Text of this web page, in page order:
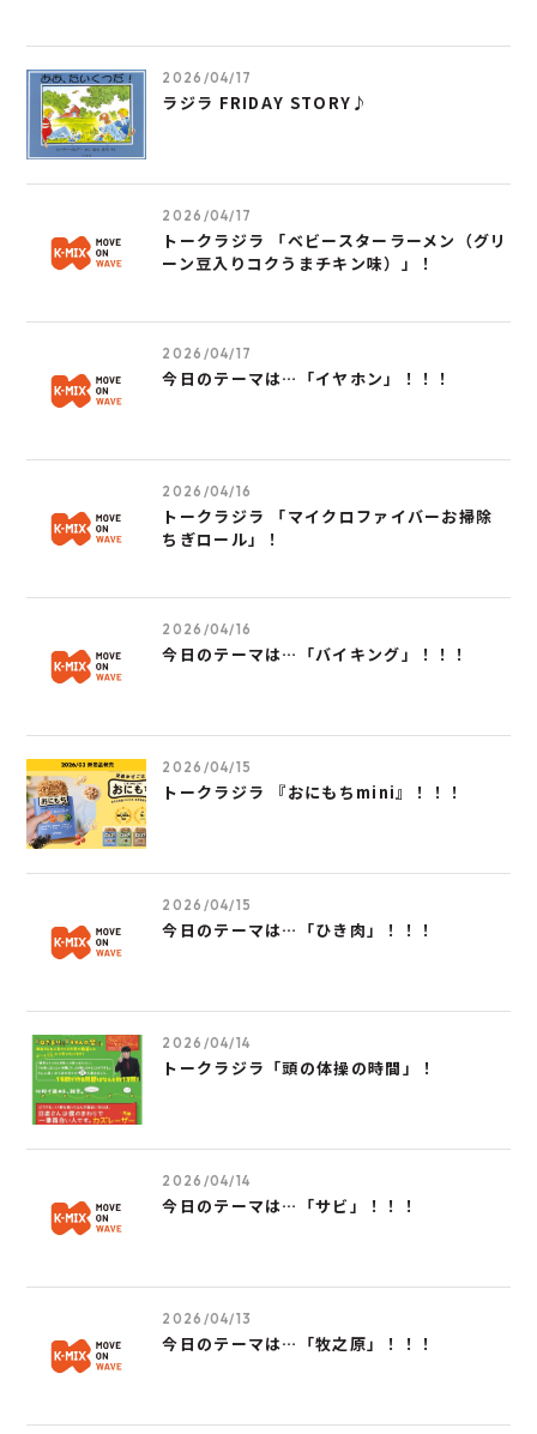
2026/04/17
ラジラ FRIDAY STORY♪
2026/04/17
トークラジラ 「ベビースターラーメン（グリ
ーン豆入りコクうまチキン味）」！
2026/04/17
今日のテーマは…「イヤホン」！！！
2026/04/16
トークラジラ 「マイクロファイバーお掃除
ちぎロール」！
2026/04/16
今日のテーマは…「バイキング」！！！
2026/04/15
トークラジラ 『おにもちmini』！！！
2026/04/15
今日のテーマは…「ひき肉」！！！
2026/04/14
トークラジラ「頭の体操の時間」！
2026/04/14
今日のテーマは…「サビ」！！！
2026/04/13
今日のテーマは…「牧之原」！！！